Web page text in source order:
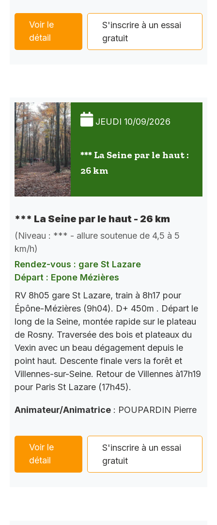
Voir le
détail
S'inscrire à un essai
gratuit
JEUDI 10/09/2026
*** La Seine par le haut :
26 km
*** La Seine par le haut - 26 km
(Niveau : *** - allure soutenue de 4,5 à 5
km/h)
Rendez-vous : gare St Lazare
Départ : Epone Mézières
RV 8h05 gare St Lazare, train à 8h17 pour
Épône-Mézières (9h04). D+ 450m . Départ le
long de la Seine, montée rapide sur le plateau
de Rosny. Traversée des bois et plateaux du
Vexin avec un beau dégagement depuis le
point haut. Descente finale vers la forêt et
Villennes-sur-Seine. Retour de Villennes à17h19
pour Paris St Lazare (17h45).
Animateur/Animatrice : POUPARDIN Pierre
Voir le
détail
S'inscrire à un essai
gratuit